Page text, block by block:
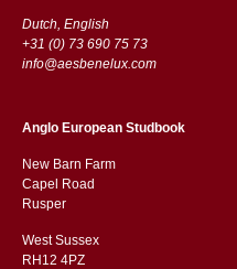
Dutch, English
+31 (0) 73 690 75 73
info@aesbenelux.com
Anglo European Studbook
New Barn Farm
Capel Road
​​Rusper
West Sussex
RH12 4PZ